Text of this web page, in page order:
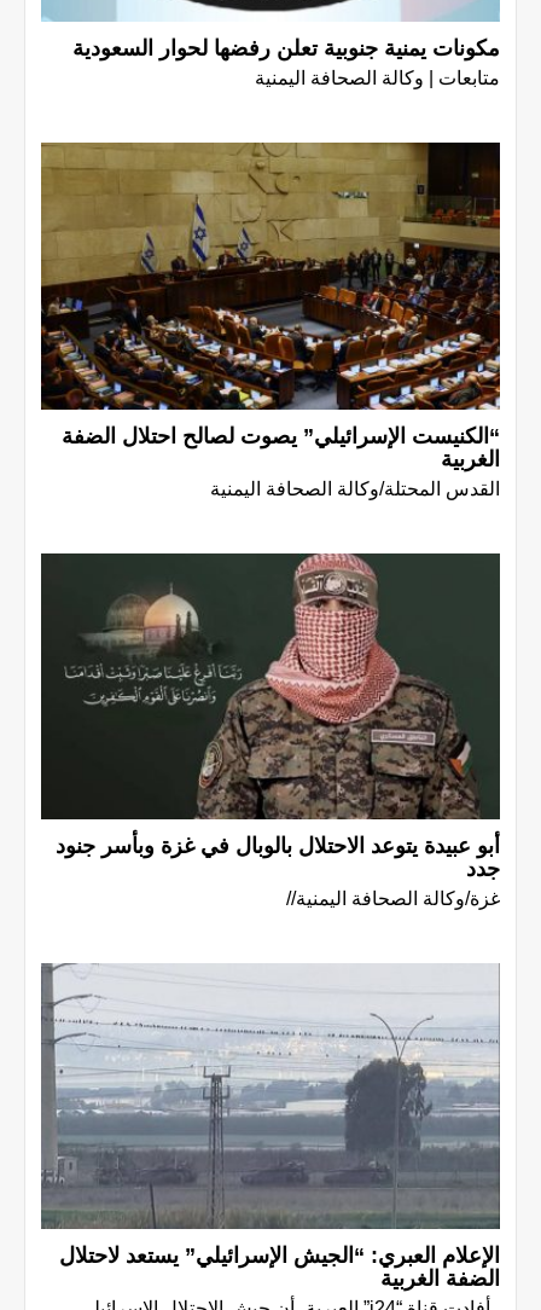
مكونات يمنية جنوبية تعلن رفضها لحوار السعودية
متابعات | وكالة الصحافة اليمنية
“الكنيست الإسرائيلي” يصوت لصالح احتلال الضفة
الغربية
القدس المحتلة/وكالة الصحافة اليمنية
أبو عبيدة يتوعد الاحتلال بالوبال في غزة وبأسر جنود
جدد
غزة/وكالة الصحافة اليمنية//
الإعلام العبري: “الجيش الإسرائيلي” يستعد لاحتلال
الضفة الغربية